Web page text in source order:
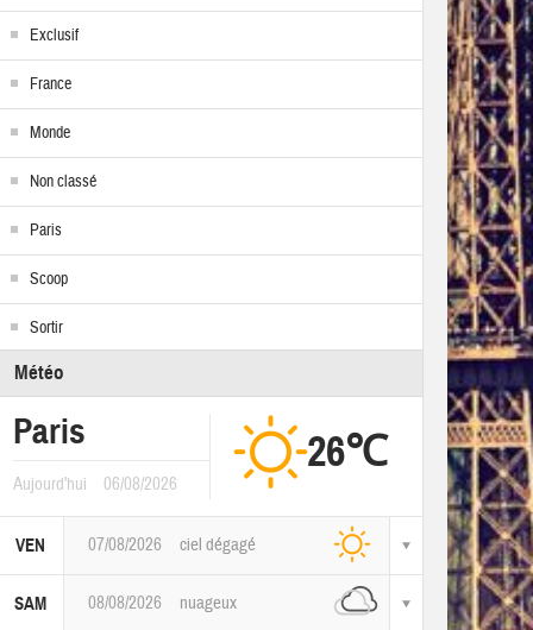
Exclusif
France
Monde
Non classé
Paris
Scoop
Sortir
Météo
Paris
Aujourd'hui 06/08/2026
26℃
VEN 07/08/2026 ciel dégagé
SAM 08/08/2026 nuageux